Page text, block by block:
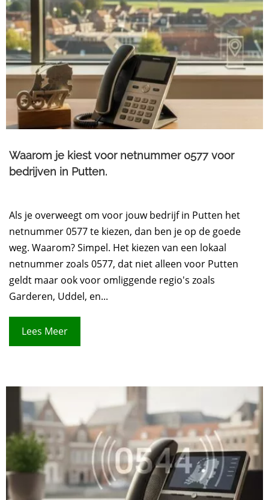
Waarom je kiest voor netnummer 0577 voor
bedrijven in Putten.​
Als je overweegt om voor jouw bedrijf in Putten het
netnummer 0577 te kiezen, dan ben je op de goede
weg. Waarom? Simpel. Het kiezen van een lokaal
netnummer zoals 0577, dat niet alleen voor Putten
geldt maar ook voor omliggende regio's zoals
Garderen, Uddel, en...
Lees Meer